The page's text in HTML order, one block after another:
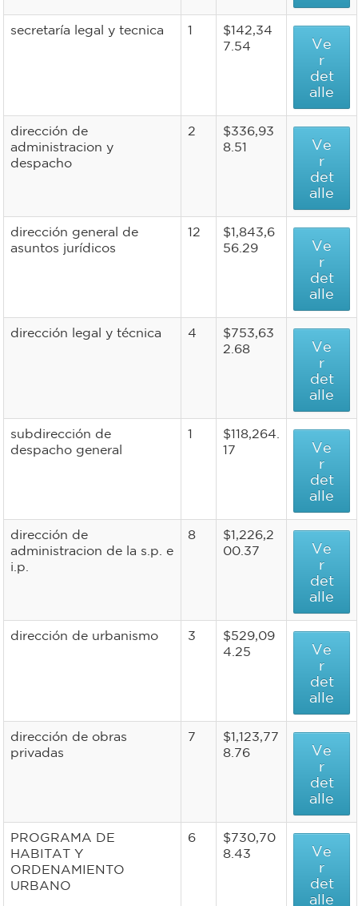
secretaría legal y tecnica 1
$142,34
7.54
Ve
r
det
alle
dirección de
administracion y
despacho
2
$336,93
8.51
Ve
r
det
alle
dirección general de
asuntos jurídicos
12
$1,843,6
56.29
Ve
r
det
alle
dirección legal y técnica 4
$753,63
2.68
Ve
r
det
alle
subdirección de
despacho general
1
$118,264.
17
Ve
r
det
alle
dirección de
administracion de la s.p. e
i.p.
8
$1,226,2
00.37
Ve
r
det
alle
dirección de urbanismo 3
$529,09
4.25
Ve
r
det
alle
dirección de obras
privadas
7
$1,123,77
8.76
Ve
r
det
alle
PROGRAMA DE
HABITAT Y
ORDENAMIENTO
URBANO
6
$730,70
8.43
Ve
r
det
alle